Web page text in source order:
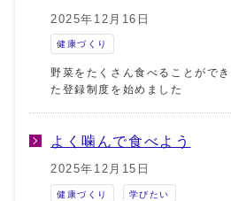
2025年12月16日
健康づくり
野菜をたくさん食べることがで
た登録制度を始めました
よく噛んで食べよう
2025年12月15日
健康づくり 学びたい